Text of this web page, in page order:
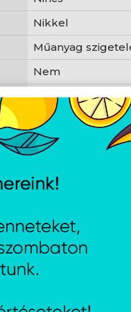
Nikkel
Műanyag
Nem
Fekete
57 g